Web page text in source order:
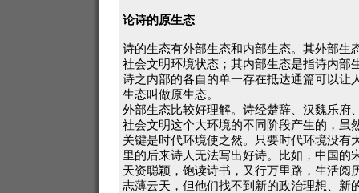
论诗的原生态
诗的生态有外部生态和内部生态。其外部生
社会文明环境状态；其内部生态是指诗内部
诗之内部的各自的单一存在抵达通篇可以让
生态叫做原生态。
外部生态比较好理解。诗经楚辞、汉魏乐府
社会文明这个大环境的不同阶段产生的，虽
关键是时代环境使之然。只要时代环境没有
里的后来诗人无法写出好诗。比如，中国的
天资聪颖，饱读诗书，又行万里路，生活阅
志薄云天，但他们找不到新的政治理想、新